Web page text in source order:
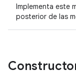
Implementa este
posterior de las